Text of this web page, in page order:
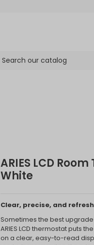
ARIES LCD
White
Clear, precise, and
Sometimes the best
ARIES LCD thermostat puts
on a clear, easy-to-read